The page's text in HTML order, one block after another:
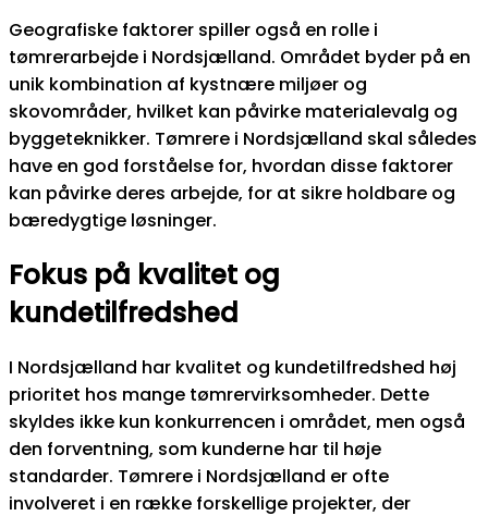
Geografiske faktorer spiller også en rolle i
tømrerarbejde i Nordsjælland. Området byder på en
unik kombination af kystnære miljøer og
skovområder, hvilket kan påvirke materialevalg og
byggeteknikker. Tømrere i Nordsjælland skal således
have en god forståelse for, hvordan disse faktorer
kan påvirke deres arbejde, for at sikre holdbare og
bæredygtige løsninger.
Fokus på kvalitet og
kundetilfredshed
I Nordsjælland har kvalitet og kundetilfredshed høj
prioritet hos mange tømrervirksomheder. Dette
skyldes ikke kun konkurrencen i området, men også
den forventning, som kunderne har til høje
standarder. Tømrere i Nordsjælland er ofte
involveret i en række forskellige projekter, der